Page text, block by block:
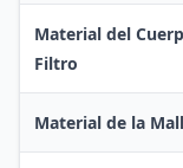
Material del
Filtro
Material de la